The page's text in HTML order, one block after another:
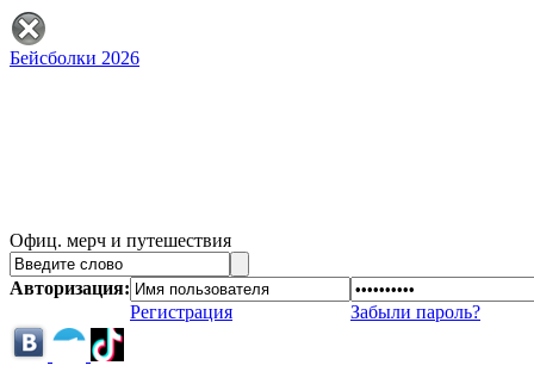
Бейсболки 2026
Офиц. мерч и путешествия
Авторизация:
Регистрация
Забыли пароль?